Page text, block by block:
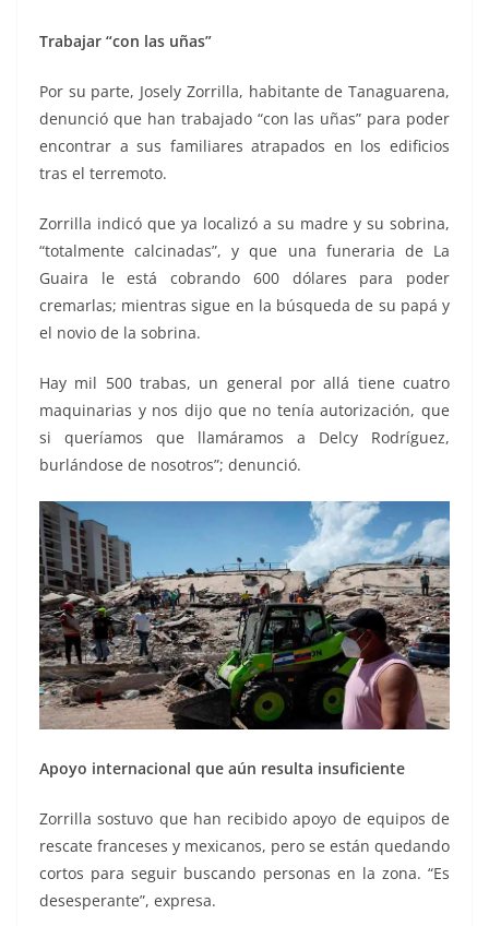
Trabajar “con las uñas”
Por su parte, Josely Zorrilla, habitante de Tanaguarena,
denunció que han trabajado “con las uñas” para poder
encontrar a sus familiares atrapados en los edificios
tras el terremoto.
Zorrilla indicó que ya localizó a su madre y su sobrina,
“totalmente calcinadas”, y que una funeraria de La
Guaira le está cobrando 600 dólares para poder
cremarlas; mientras sigue en la búsqueda de su papá y
el novio de la sobrina.
Hay mil 500 trabas, un general por allá tiene cuatro
maquinarias y nos dijo que no tenía autorización, que
si queríamos que llamáramos a Delcy Rodríguez,
burlándose de nosotros”; denunció.
Apoyo internacional que aún resulta insuficiente
Zorrilla sostuvo que han recibido apoyo de equipos de
rescate franceses y mexicanos, pero se están quedando
cortos para seguir buscando personas en la zona. “Es
desesperante”, expresa.